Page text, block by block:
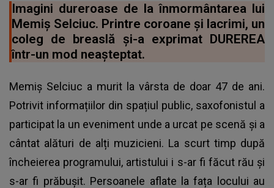
Imagini dureroase de la înmormântarea lui
Memiș Selciuc. Printre coroane și lacrimi, un
coleg de breaslă și-a exprimat DUREREA
într-un mod neașteptat.
Memiș Selciuc a murit la vârsta de doar 47 de ani.
Potrivit informațiilor din spațiul public, saxofonistul a
participat la un eveniment unde a urcat pe scenă și a
cântat alături de alți muzicieni. La scurt timp după
încheierea programului, artistului i s-ar fi făcut rău și
s-ar fi prăbușit. Persoanele aflate la fața locului au